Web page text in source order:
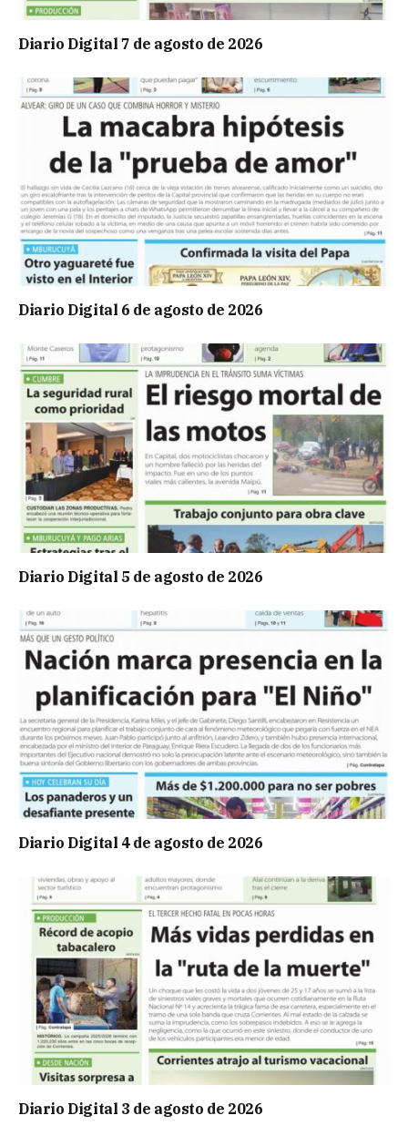
Diario Digital 7 de agosto de 2026
Diario Digital 6 de agosto de 2026
Diario Digital 5 de agosto de 2026
Diario Digital 4 de agosto de 2026
Diario Digital 3 de agosto de 2026